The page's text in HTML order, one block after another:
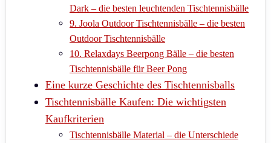
Dark – die besten leuchtenden Tischtennisbälle
9. Joola Outdoor Tischtennisbälle – die besten
Outdoor Tischtennisbälle
10. Relaxdays Beerpong Bälle – die besten
Tischtennisbälle für Beer Pong
Eine kurze Geschichte des Tischtennisballs
Tischtennisbälle Kaufen: Die wichtigsten
Kaufkriterien
Tischtennisbälle Material – die Unterschiede